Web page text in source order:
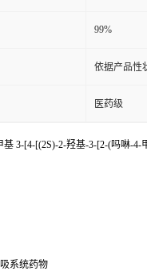
99%
依据产品性
医药级
基 3-[4-[(2S)-2-羟基-3-[2-(吗啉-
系统药物